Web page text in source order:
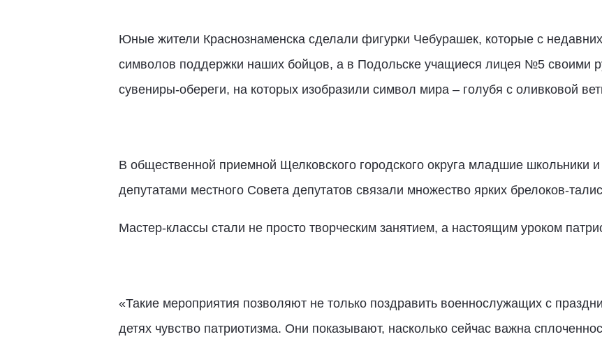
Юные жители Краснознаменска сделали фигурки Чебурашек, которые с
символов поддержки наших бойцов, а в Подольске учащиеся лицея №5 своими
сувениры-обереги, на которых изобразили символ мира – голубя с оливковой
В общественной приемной Щелковского городского округа младшие школьники
депутатами местного Совета депутатов связали множество ярких брелоков-
Мастер-классы стали не просто творческим занятием, а настоящим уроком
«Такие мероприятия позволяют не только поздравить военнослужащих с
детях чувство патриотизма. Они показывают, насколько сейчас важна